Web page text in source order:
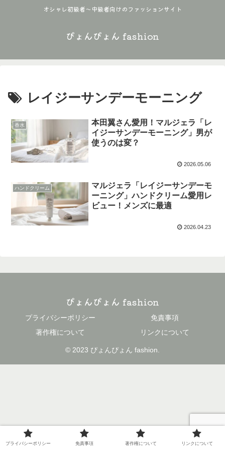
オシャレ初級者〜中級者向けのファッションサイト
ぴょんぴょん fashion
レイジーサンデーモーニング
香水
本田翼さん愛用！マルジェラ「レ
イジーサンデーモーニング」男が
使うのは変？
2026.05.06
ハンドクリーム
マルジェラ「レイジーサンデーモ
ーニング」ハンドクリーム愛用レ
ビュー！メンズに最適
2026.04.23
ぴょんぴょん fashion
プライバシーポリシー
免責事項
著作権について
リンクについて
© 2023 ぴょんぴょん fashion.
プライバシーポリシー 免責事項 著作権について リンクについて